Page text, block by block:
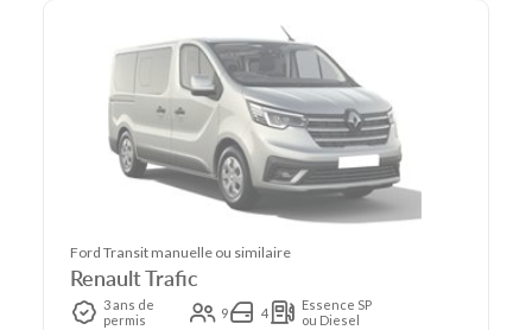
Ford Transit manuelle ou similaire
Renault Trafic
3 ans de
permis
9 4
Essence SP
ou Diesel